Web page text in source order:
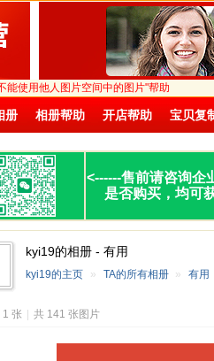
能使用他人图片空间中的图片"帮助
册 相册帮助 开店帮助 宝贝复
<------售前请咨询企
是否购买，均可
kyi19的相册 - 有用
kyi19的主页 » TA的所有相册 » 有用
1 张 共 141 张图片